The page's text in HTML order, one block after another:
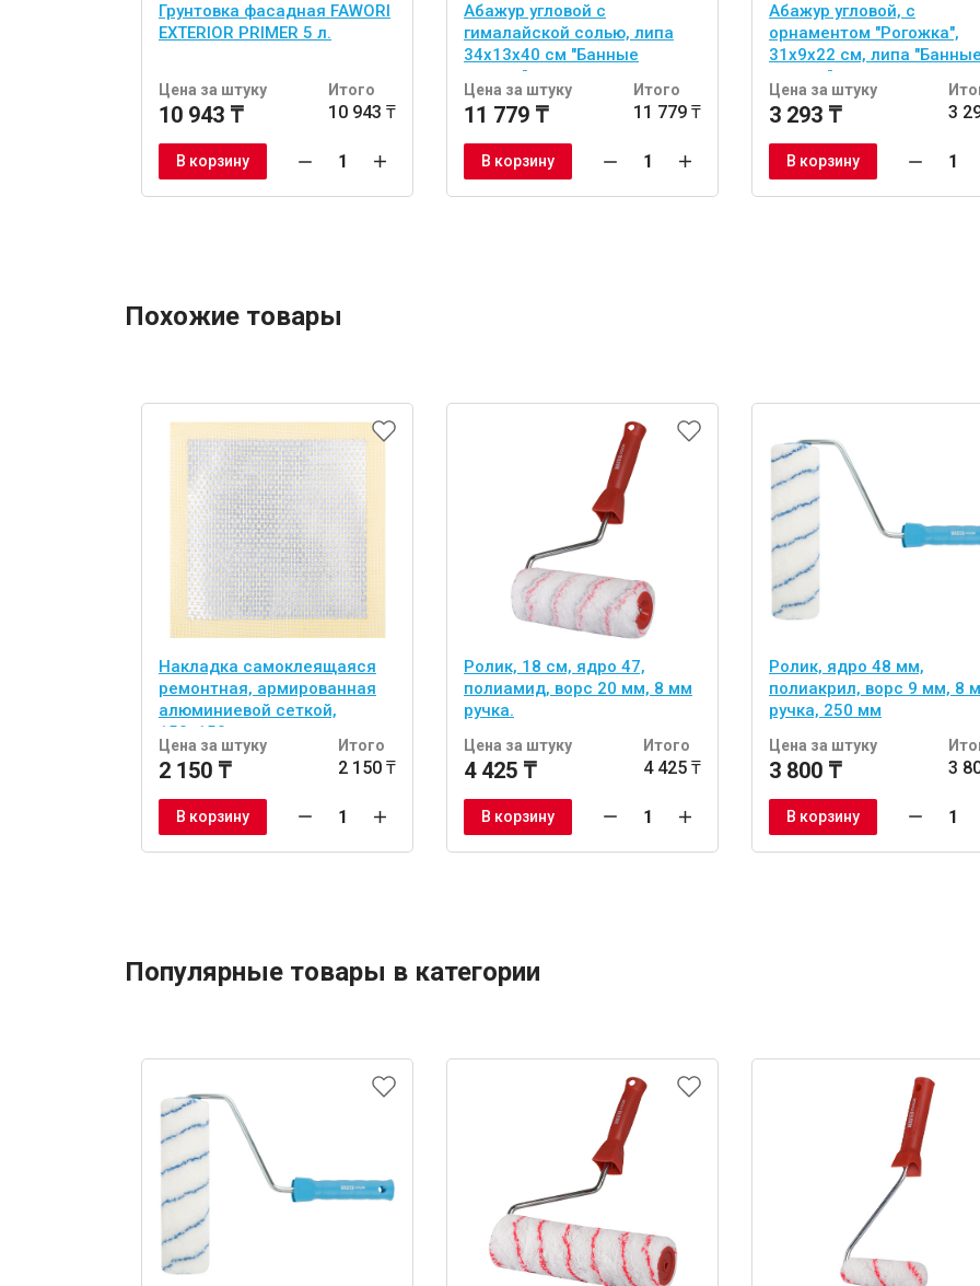
Грунтовка фасадная FAWORI
EXTERIOR PRIMER 5 л.
Цена за штуку
10 943 ₸
Итого
10 943 ₸
В корзину
Абажур угловой с
гималайской солью, липа
34х13х40 см "Банные
штучки"
Цена за штуку
11 779 ₸
Итого
11 779 ₸
В корзину
Абажур угловой, с
орнаментом "Рогожка",
31х9х22 см, липа "Банные
штучки"
Цена за штуку
3 293 ₸ 3
В корзину
Похожие товары
Накладка самоклеящаяся
ремонтная, армированная
алюминиевой сеткой,
150х150 мм
Цена за штуку
2 150 ₸
Итого
2 150 ₸
В корзину
Ролик, 18 см, ядро 47,
полиамид, ворс 20 мм, 8 мм
ручка.
Цена за штуку
4 425 ₸
Итого
4 425 ₸
В корзину
Ролик, ядро 48 мм,
полиакрил, ворс 9 мм, 8
ручка, 250 мм
Цена за штуку
3 800 ₸ 3
В корзину
Популярные товары в категории